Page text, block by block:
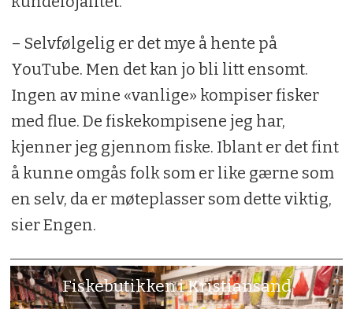
– Selvfølgelig er det mye å hente på
YouTube. Men det kan jo bli litt ensomt.
Ingen av mine «vanlige» kompiser fisker
med flue. De fiskekompisene jeg har,
kjenner jeg gjennom fiske. Iblant er det fint
å kunne omgås folk som er like gærne som
en selv, da er møteplasser som dette viktig,
sier Engen.
Fiskebutikken i Kristiansand